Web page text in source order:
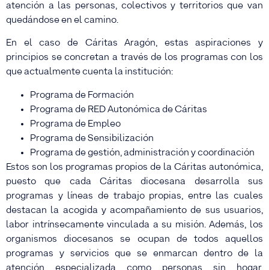
atención a las personas, colectivos y territorios que van
quedándose en el camino.
En el caso de Cáritas Aragón, estas aspiraciones y
principios se concretan a través de los programas con los
que actualmente cuenta la institución:
Programa de Formación
Programa de RED Autonómica de Cáritas
Programa de Empleo
Programa de Sensibilización
Programa de gestión, administración y coordinación
Estos son los programas propios de la Cáritas autonómica,
puesto que cada Cáritas diocesana desarrolla sus
programas y líneas de trabajo propias, entre las cuales
destacan la acogida y acompañamiento de sus usuarios,
labor intrínsecamente vinculada a su misión. Además, los
organismos diocesanos se ocupan de todos aquellos
programas y servicios que se enmarcan dentro de la
atención especializada como personas sin hogar,